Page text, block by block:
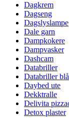
Dagkrem
Dagseng
Dagslyslampe
Dale garn
Dampkokere
Dampvasker
Dashcam
Databriller
Databriller
Daybed ute
Dekktralle
Delivita
Detox plaster